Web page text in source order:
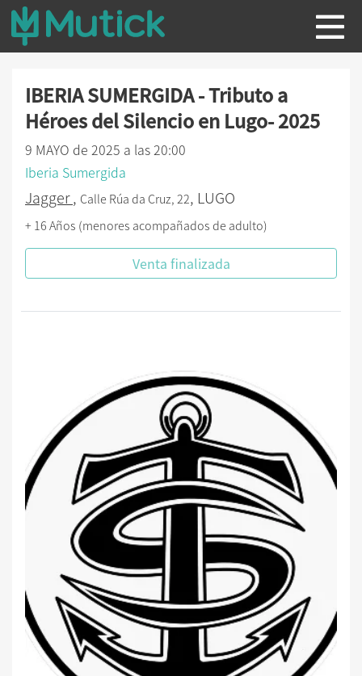
IBERIA SUMERGIDA - Tributo a
Héroes del Silencio en Lugo- 2025
9 MAYO de 2025 a las 20:00
Iberia Sumergida
Jagger, Calle Rúa da Cruz, 22, LUGO
+ 16 Años (menores acompañados de adulto)
Venta finalizada